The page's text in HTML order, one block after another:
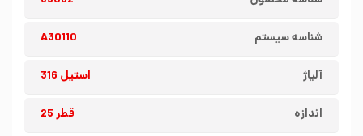
شناسه سیستم A30110
آلیاژ استیل 316
اندازه قطر 25